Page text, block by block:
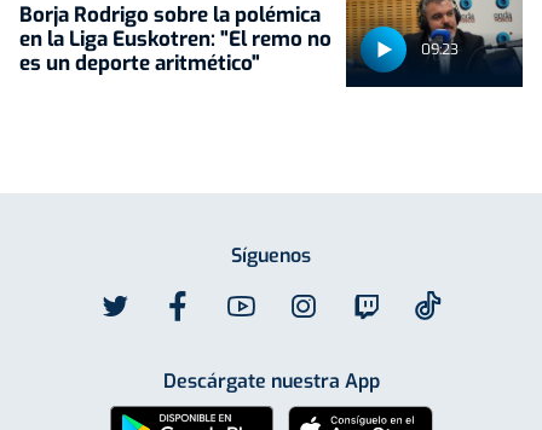
09:23
Borja Rodrigo sobre la polémica
en la Liga Euskotren: "El remo no
es un deporte aritmético"
Síguenos
Descárgate nuestra App